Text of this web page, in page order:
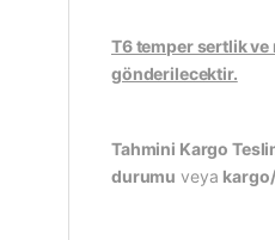
T6 temper sertlik ve
gönderilecektir.
Tahmini Kargo
durumu veya